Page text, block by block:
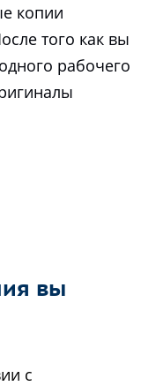
копии
того как вы
рабочего
вы
с